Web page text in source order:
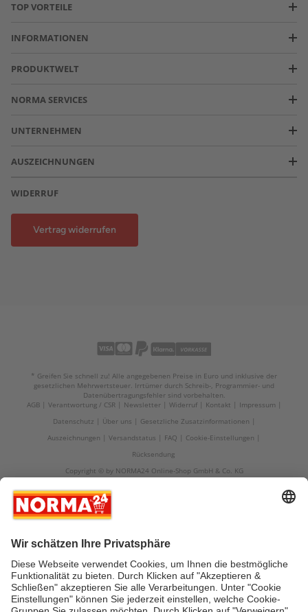
TOP VORTEILE
INFORMATIONEN
PRODUKTWELT
NORMA SERVICES
UNTERNEHMEN
AUSZEICHNUNGEN
WIDERRUF
Vertrag widerrufen
* Greifen Sie schnell zu! Alle angegebenen Preise in Euro und inklusive der
gesetzlichen Mehrwertsteuer. Irrtümer durch Schreib-, Programmier- und
Datenübertragungsfehler sind vorbehalten.
AGB
Verantwortung / CSR Newsletter Widerruf Kontakt
Impressum
Datenschutz
Über uns
Gesetzliche Zusatzinformationen
Auszeichnungen
Versandstatus FAQ
Cookie-Einstellungen
Rücksendung
Copyright © by NORMA24 Online-Shop GmbH & Co. KG